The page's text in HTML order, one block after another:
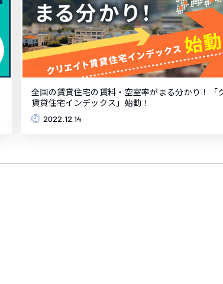
全国の賃貸住宅の賃料・空室率がまる分かり！「
賃貸住宅インデックス」始動！
2022.12.14